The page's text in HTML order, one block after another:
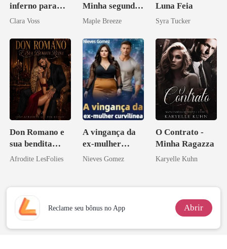
inferno para
reivindicar meu
Clara Voss
Minha segunda
vida e um
Maple Breeze
Luna Feia
Syra Tucker
Don Romano e
sua bendita
ruína
Afrodite LesFolies
A vingança da
ex-mulher
curvilínea
Nieves Gomez
O Contrato -
Minha Ragazza
Karyelle Kuhn
Reclame seu bônus no App Abrir